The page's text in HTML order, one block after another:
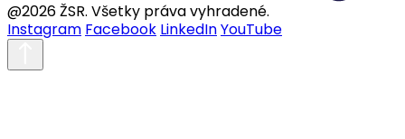
@2026 ŽSR. Všetky práva vyhradené.
Instagram Facebook LinkedInYouTube